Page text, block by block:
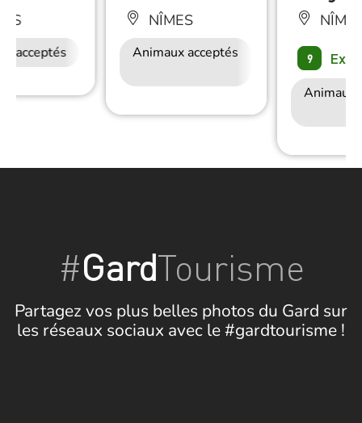
acceptés Restauration
NÎMES
Animaux acceptés
Accès Internet
9
Animaux
#GardTourisme
Partagez vos plus belles photos du Gard sur
les réseaux sociaux avec le #gardtourisme !